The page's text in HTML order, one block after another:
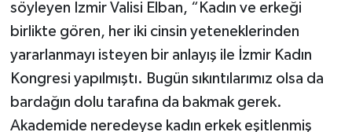
söyleyen İzmir Valisi Elban, “Kadın ve erkeği
birlikte gören, her iki cinsin yeteneklerinden
yararlanmayı isteyen bir anlayış ile İzmir Kadın
Kongresi yapılmıştı. Bugün sıkıntılarımız olsa da
bardağın dolu tarafına da bakmak gerek.
Akademide neredeyse kadın erkek eşitlenmiş